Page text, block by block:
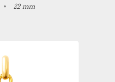
• 22 mm